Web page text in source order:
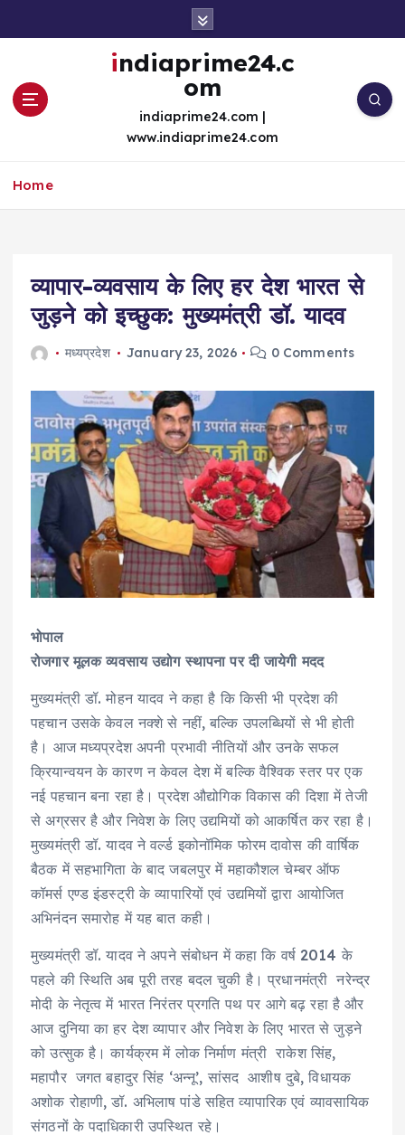
indiaprime24.c
om
indiaprime24.com |
www.indiaprime24.com
Home
व्यापार-व्यवसाय के लिए हर देश भारत से
जुड़ने को इच्छुक: मुख्यमंत्री डॉ. यादव
मध्यप्रदेश January 23, 2026 0 Comments
भोपाल
रोजगार मूलक व्यवसाय उद्योग स्थापना पर दी जायेगी मदद
मुख्यमंत्री डॉ. मोहन यादव ने कहा है कि किसी भी प्रदेश की
पहचान उसके केवल नक्शे से नहीं, बल्कि उपलब्धियों से भी होती
है। आज मध्यप्रदेश अपनी प्रभावी नीतियों और उनके सफल
क्रियान्वयन के कारण न केवल देश में बल्कि वैश्विक स्तर पर एक
नई पहचान बना रहा है। प्रदेश औद्योगिक विकास की दिशा में तेजी
से अग्रसर है और निवेश के लिए उद्यमियों को आकर्षित कर रहा है।
मुख्यमंत्री डॉ. यादव ने वर्ल्ड इकोनॉमिक फोरम दावोस की वार्षिक
बैठक में सहभागिता के बाद जबलपुर में महाकौशल चेम्बर ऑफ
कॉमर्स एण्ड इंडस्ट्री के व्यापारियों एवं उद्यमियों द्वारा आयोजित
अभिनंदन समारोह में यह बात कही।
मुख्यमंत्री डॉ. यादव ने अपने संबोधन में कहा कि वर्ष 2014 के
पहले की स्थिति अब पूरी तरह बदल चुकी है। प्रधानमंत्री नरेन्द्र
मोदी के नेतृत्व में भारत निरंतर प्रगति पथ पर आगे बढ़ रहा है और
आज दुनिया का हर देश व्यापार और निवेश के लिए भारत से जुड़ने
को उत्सुक है। कार्यक्रम में लोक निर्माण मंत्री राकेश सिंह,
महापौर जगत बहादुर सिंह ‘अन्नू’, सांसद आशीष दुबे, विधायक
अशोक रोहाणी, डॉ. अभिलाष पांडे सहित व्यापारिक एवं व्यावसायिक
संगठनों के पदाधिकारी उपस्थित रहे।